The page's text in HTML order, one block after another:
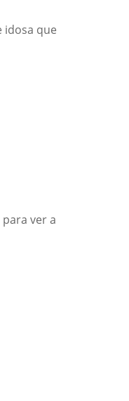
idosa que
ver a